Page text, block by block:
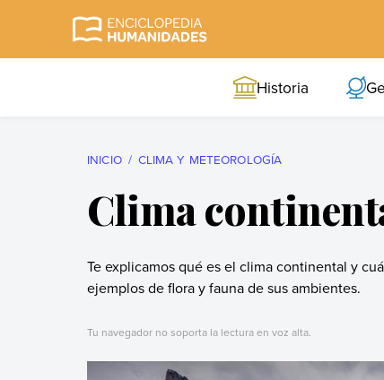
Historia
INICIO CLIMA Y METEOROLOGÍA
Clima
Te explicamos qué es el clima continental y
ejemplos de flora y fauna de sus ambientes.
Tu navegador no soporta la lectura en voz alta.